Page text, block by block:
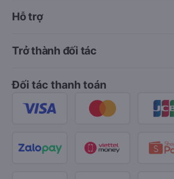
Hỗ trợ
Trở thành đối tác
Đối tác thanh toán